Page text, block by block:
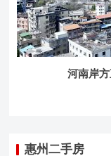
河南岸
惠州二手房